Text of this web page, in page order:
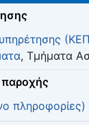
, Τμήματα
πληροφορίες)